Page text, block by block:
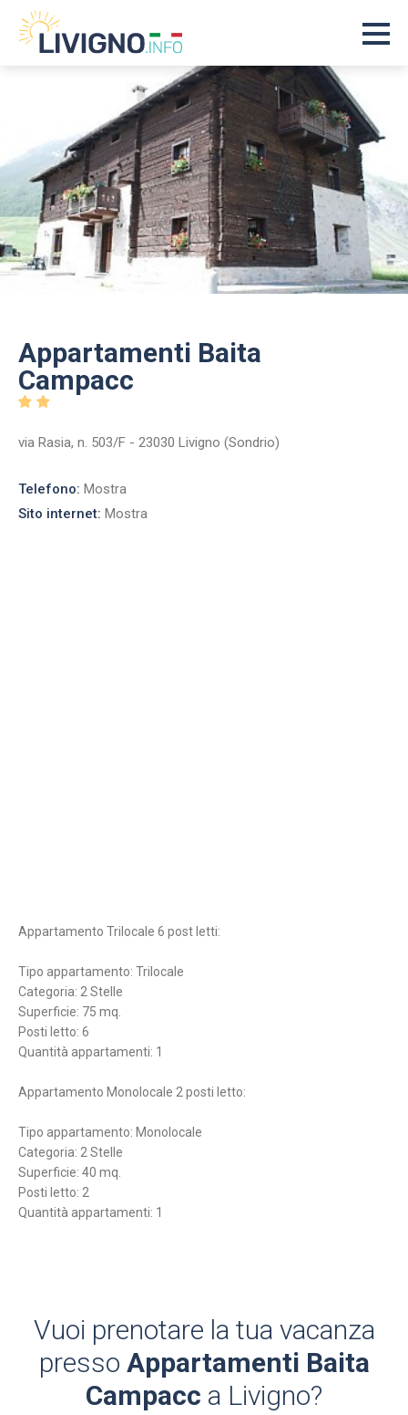
Appartamenti Baita
Campacc
via Rasia, n. 503/F - 23030 Livigno (Sondrio)
Telefono: Mostra
Sito internet: Mostra
Appartamento Trilocale 6 post letti:
Tipo appartamento: Trilocale
Categoria: 2 Stelle
Superficie: 75 mq.
Posti letto: 6
Quantità appartamenti: 1
Appartamento Monolocale 2 posti letto:
Tipo appartamento: Monolocale
Categoria: 2 Stelle
Superficie: 40 mq.
Posti letto: 2
Quantità appartamenti: 1
Vuoi prenotare la tua vacanza
presso Appartamenti Baita
Campacc a Livigno?